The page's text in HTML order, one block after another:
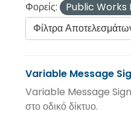
Φορείς:
Public
Φίλτρα
Variable Message
Variable Message Signs
στο οδικό δίκτυο.